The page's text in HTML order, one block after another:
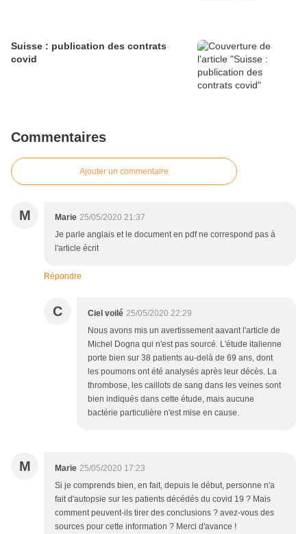
Suisse : publication des contrats
covid
Commentaires
Ajouter un commentaire
M Marie 25/05/2020 21:37
Je parle anglais et le document en pdf ne correspond pas à
l'article écrit
Répondre
C Ciel voilé 25/05/2020 22:29
Nous avons mis un avertissement aavant l'article de
Michel Dogna qui n'est pas sourcé. L'étude italienne
porte bien sur 38 patients au-delà de 69 ans, dont
les poumons ont été analysés après leur décès. La
thrombose, les caillots de sang dans les veines sont
bien indiqués dans cette étude, mais aucune
bactérie particulière n'est mise en cause.
M Marie 25/05/2020 17:23
Si je comprends bien, en fait, depuis le début, personne n'a
fait d'autopsie sur les patients décédés du covid 19 ? Mais
comment peuvent-ils tirer des conclusions ? avez-vous des
sources pour cette information ? Merci d'avance !